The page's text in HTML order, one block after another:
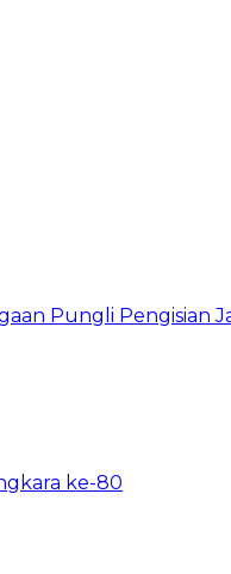
Pungli Pengisian
ke-80